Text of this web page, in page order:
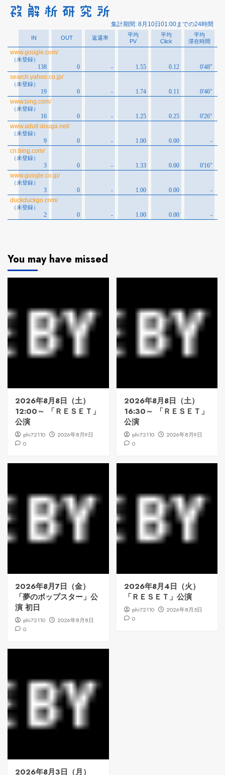
You may have missed
2026年8月8日（土）
12:00～ 「ＲＥＳＥＴ」
公演
phi72110
2026年8月9日
0
2026年8月8日（土）
16:30～ 「ＲＥＳＥＴ」
公演
phi72110
2026年8月9日
0
2026年8月7日（金）
「夢のポップスター」公
演 初日
phi72110
2026年8月8日
0
2026年8月4日（火）
「ＲＥＳＥＴ」公演
phi72110
2026年8月5日
0
2026年8月3日（月）